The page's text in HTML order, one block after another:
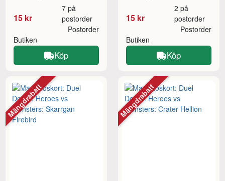
15 kr
7 på
postorder
Butiken
Postorder
Köp
15 kr
2 på
postorder
Butiken
Postorder
Köp
Mängdrabatt Mängdrabatt